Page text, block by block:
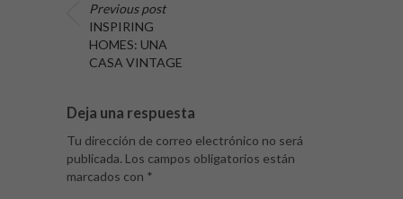
Previous post
INSPIRING
HOMES: UNA
CASA VINTAGE
Deja una respuesta
Tu dirección de correo electrónico no será
publicada. Los campos obligatorios están
marcados con *